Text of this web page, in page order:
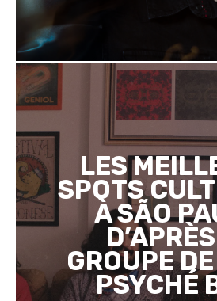
LES
SPOTS
À SÃO
GROUPE
PSYCHÉ